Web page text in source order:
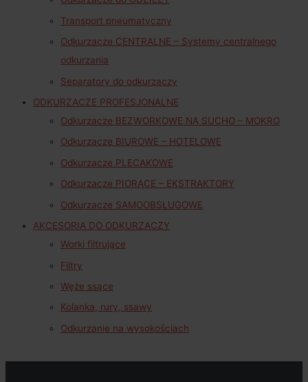
Transport pneumatyczny
Odkurzacze CENTRALNE – Systemy centralnego
odkurzania
Separatory do odkurzaczy
ODKURZACZE PROFESJONALNE
Odkurzacze BEZWORKOWE NA SUCHO – MOKRO
Odkurzacze BIUROWE – HOTELOWE
Odkurzacze PLECAKOWE
Odkurzacze PIORĄCE – EKSTRAKTORY
Odkurzacze SAMOOBSŁUGOWE
AKCESORIA DO ODKURZACZY
Worki filtrujące
Filtry
Węże ssące
Kolanka, rury, ssawy
Odkurzanie na wysokościach